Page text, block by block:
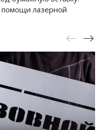
лазерной